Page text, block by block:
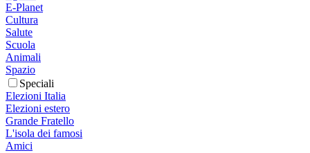
E-Planet
Cultura
Salute
Scuola
Animali
Spazio
Speciali
Elezioni Italia
Elezioni estero
Grande Fratello
L'isola dei famosi
Amici